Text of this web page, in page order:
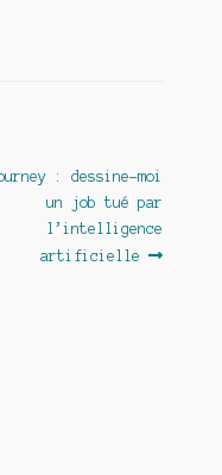
: dessine-moi
un job tué par
l’intelligence
artificielle